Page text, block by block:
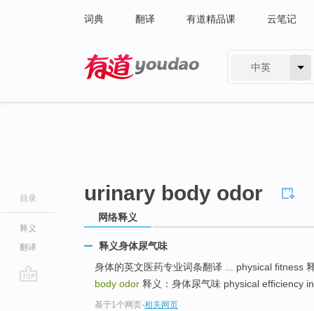
词典 翻译 有道精品课 云笔记
中英
目录
释义
翻译
urinary body odor
网络释义
释义身体尿气味
身体的英文医药专业词条翻译 ... physical fitness
body odor 释义：身体尿气味 physical efficiency
基于1个网页-相关网页